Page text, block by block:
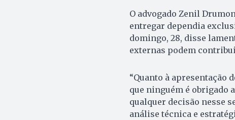
O advogado Zenil
entregar dependia
domingo, 28, disse
externas podem
“Quanto à apresentação
que ninguém é obrigado
qualquer decisão nesse
análise técnica e